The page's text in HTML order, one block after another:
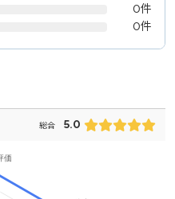
0件
0件
総合 5.0